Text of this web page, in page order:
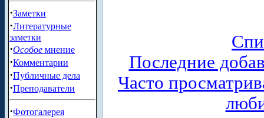
·Заметки
·Литературные
заметки
·Особое мнение
·Комментарии
·Публичные дела
·Преподаватели
·Фотогалерея
Последние
Часто